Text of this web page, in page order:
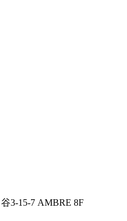
3-15-7 AMBRE 8F